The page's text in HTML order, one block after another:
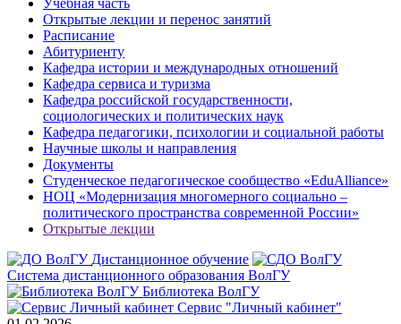
Учебная часть
Открытые лекции и перенос занятий
Расписание
Абитуриенту
Кафедра истории и международных отношений
Кафедра сервиса и туризма
Кафедра российской государственности,
социологических и политических наук
Кафедра педагогики, психологии и социальной работы
Научные школы и направления
Документы
Студенческое педагогическое сообщество «EduAlliance»
НОЦ «Модернизация многомерного социально –
политического пространства современной России»
Открытые лекции
Дистанционное обучение
Система дистанционного образования ВолГУ
Библиотека ВолГУ
Сервис "Личный кабинет"